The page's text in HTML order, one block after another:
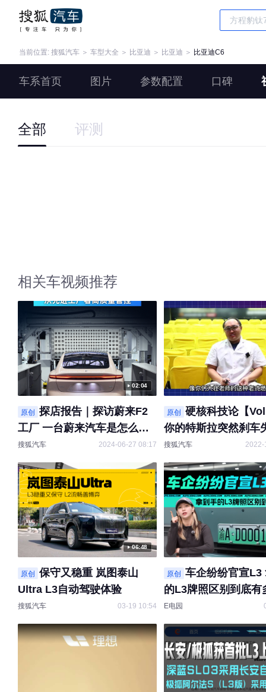
当前位置: 搜狐汽车 ＞ 车型大全 ＞ 比亚迪 ＞ 比亚迪 ＞ 比亚迪C6
车系首页 图片 参数配置 口碑
全部 评测
相关车视频推荐
02:04
原创
探店报告｜探访蔚来F2
工厂 一台蔚来汽车是怎么制
造的？从先进工厂看高质量管
控
搜狐汽车 2024-06-27 08:17
原创
硬核科技论【
你的特斯拉突然刹车
怎么办？
搜狐汽车 2022-
06:48
原创
保守又稳重 岚图泰山
Ultra L3自动驾驶体验
搜狐汽车 03-19 10:54
原创
车企纷纷官宣L3
的L3牌照区别到底有
E电园